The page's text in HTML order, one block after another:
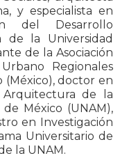
y especialista en
del Desarrollo
de la Universidad
de la Asociación
Regionales
(México), doctor en
de la
México (UNAM),
en Investigación
Universitario de
la UNAM.